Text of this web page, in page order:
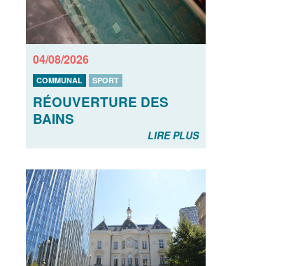
04/08/2026
COMMUNAL SPORT
RÉOUVERTURE DES
BAINS
LIRE PLUS